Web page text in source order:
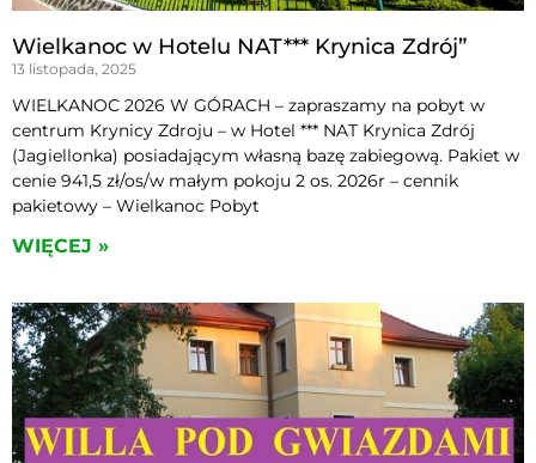
Wielkanoc w Hotelu NAT*** Krynica Zdrój”
13 listopada, 2025
WIELKANOC 2026 W GÓRACH – zapraszamy na pobyt w
centrum Krynicy Zdroju – w Hotel *** NAT Krynica Zdrój
(Jagiellonka) posiadającym własną bazę zabiegową. Pakiet w
cenie 941,5 zł/os/w małym pokoju 2 os. 2026r – cennik
pakietowy – Wielkanoc Pobyt
WIĘCEJ »